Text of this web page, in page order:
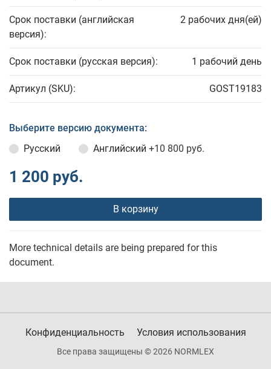
Срок поставки (английская
версия):
2 рабочих дня(ей)
Срок поставки (русская версия): 1 рабочий день
Артикул (SKU): GOST19183
Выберите версию документа:
Русский
Английский +10 800 руб.
1 200 руб.
В корзину
More technical details are being prepared for this
document.
Конфиденциальность Условия использования
Все права защищены © 2026 NORMLEX